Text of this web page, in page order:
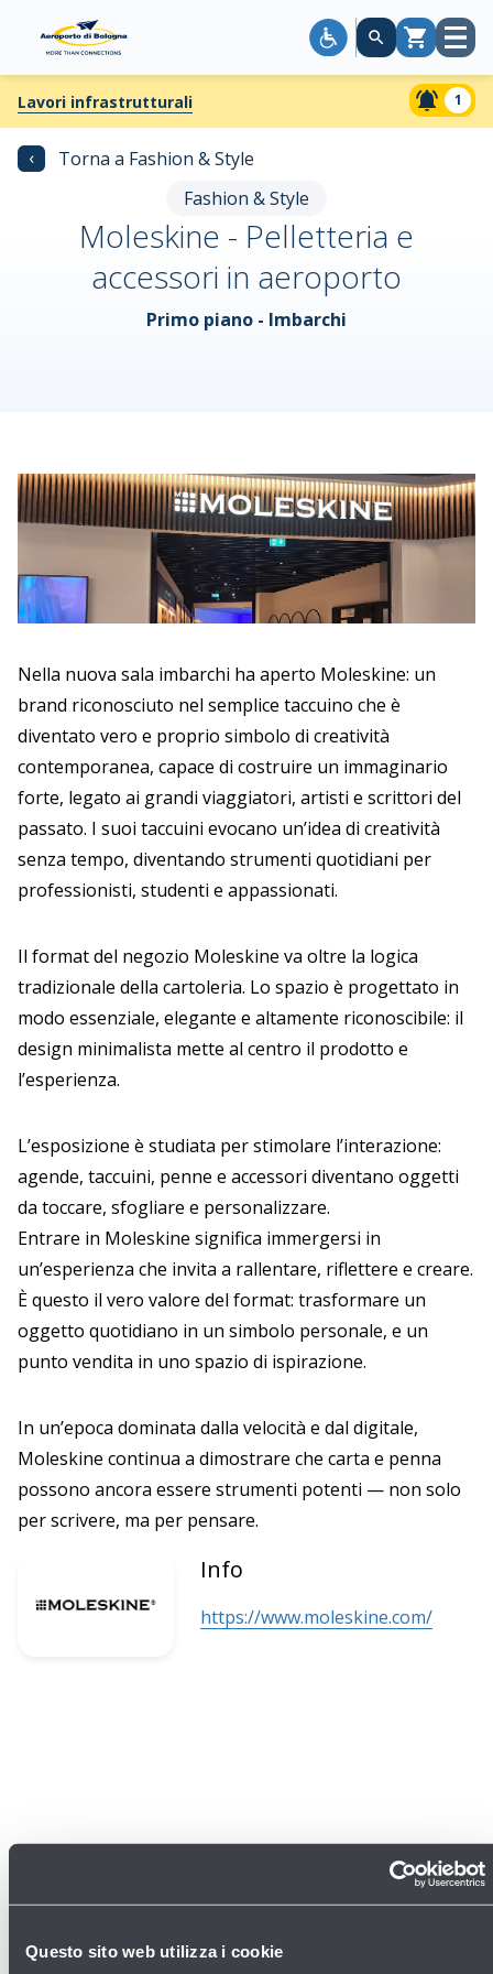
Questo sito web utilizza i cookie
CarrelloApri
Lavori infrastrutturali 1
‹
Torna a Fashion & Style
Fashion & Style
Moleskine - Pelletteria e
accessori in aeroporto
Primo piano - Imbarchi
Nella nuova sala imbarchi ha aperto Moleskine: un
brand riconosciuto nel semplice taccuino che è
diventato vero e proprio simbolo di creatività
contemporanea, capace di costruire un immaginario
forte, legato ai grandi viaggiatori, artisti e scrittori del
passato. I suoi taccuini evocano un’idea di creatività
senza tempo, diventando strumenti quotidiani per
professionisti, studenti e appassionati.
Il format del negozio Moleskine va oltre la logica
tradizionale della cartoleria. Lo spazio è progettato in
modo essenziale, elegante e altamente riconoscibile: il
design minimalista mette al centro il prodotto e
l’esperienza.
L’esposizione è studiata per stimolare l’interazione:
agende, taccuini, penne e accessori diventano oggetti
da toccare, sfogliare e personalizzare.
Entrare in Moleskine significa immergersi in
un’esperienza che invita a rallentare, riflettere e creare.
È questo il vero valore del format: trasformare un
oggetto quotidiano in un simbolo personale, e un
punto vendita in uno spazio di ispirazione.
In un’epoca dominata dalla velocità e dal digitale,
Moleskine continua a dimostrare che carta e penna
possono ancora essere strumenti potenti — non solo
per scrivere, ma per pensare.
Info
https://www.moleskine.com/